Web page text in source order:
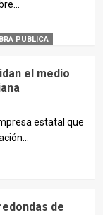
PUBLICA
el medio
estatal que
de